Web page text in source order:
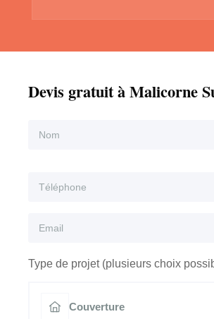
Devis gratuit à Malicorne
Type de projet (plusieurs choix
Couverture